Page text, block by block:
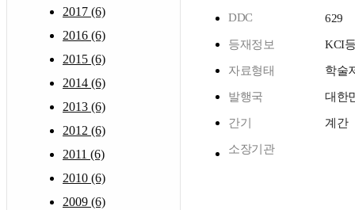
2017 (6)
2016 (6)
2015 (6)
2014 (6)
2013 (6)
2012 (6)
2011 (6)
2010 (6)
2009 (6)
DDC
629
등재정보 KCI
자료형태 학술
발행국 대한
간기 계간
소장기관